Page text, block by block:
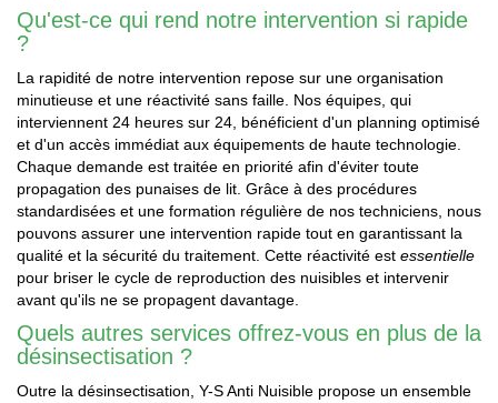
Qu'est-ce qui rend notre intervention si rapide
?
La rapidité de notre intervention repose sur une organisation
minutieuse et une réactivité sans faille. Nos équipes, qui
interviennent 24 heures sur 24, bénéficient d'un planning optimisé
et d'un accès immédiat aux équipements de haute technologie.
Chaque demande est traitée en priorité afin d'éviter toute
propagation des punaises de lit. Grâce à des procédures
standardisées et une formation régulière de nos techniciens, nous
pouvons assurer une intervention rapide tout en garantissant la
qualité et la sécurité du traitement. Cette réactivité est essentielle
pour briser le cycle de reproduction des nuisibles et intervenir
avant qu'ils ne se propagent davantage.
Quels autres services offrez-vous en plus de la
désinsectisation ?
Outre la désinsectisation, Y-S Anti Nuisible propose un ensemble